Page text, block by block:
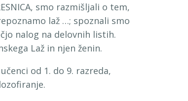
smo razmišljali o tem,
laž …; spoznali smo
nalog na delovnih listih.
Laž in njen ženin.
od 1. do 9. razreda,